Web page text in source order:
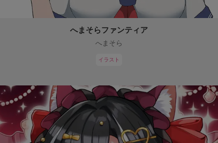
へまそらファンティア
へまそら
イラスト